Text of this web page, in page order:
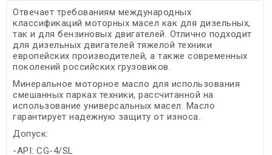
Отвечает требованиям международных
классификаций моторных масел как для дизельных,
так и для бензиновых двигателей. Отлично подходит
для дизельных двигателей тяжелой техники
европейских производителей, а также современных
поколений российских грузовиков.
Минеральное моторное масло для использования
смешанных парках техники, рассчитанной на
использование универсальных масел. Масло
гарантирует надежную защиту от износа.
Допуск:
-API: CG-4/SL